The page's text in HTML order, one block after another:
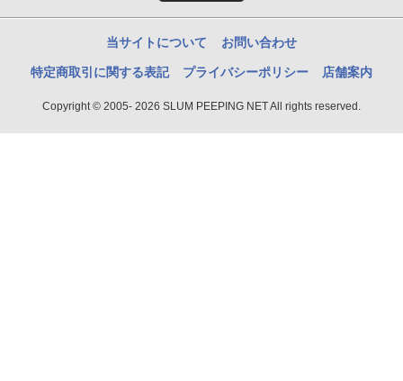
当サイトについて お問い合わせ
特定商取引に関する表記 プライバシーポリシー 店舗案内
Copyright © 2005- 2026 SLUM PEEPING NET All rights reserved.